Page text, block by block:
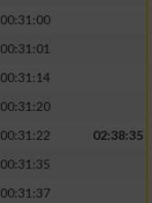
00:31:00
00:31:01
00:31:14
00:31:20
00:31:22
02:38:35
00:31:35
00:31:37